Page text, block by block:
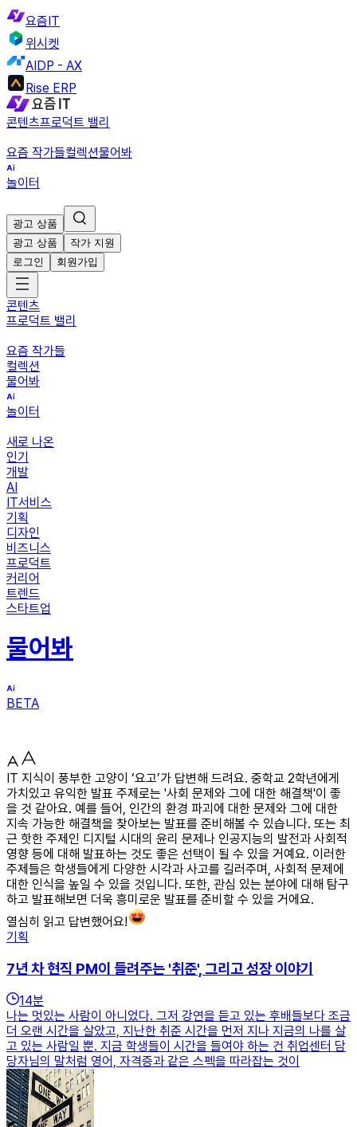
요즘IT
위시켓
AIDP - AX
Rise ERP
콘텐츠프로덕트 밸리
요즘 작가들컬렉션물어봐
놀이터
광고 상품
광고 상품
작가 지원
로그인
회원가입
콘텐츠
프로덕트 밸리
요즘 작가들
컬렉션
물어봐
놀이터
새로 나온
인기
개발
AI
IT서비스
기획
디자인
비즈니스
프로덕트
커리어
트렌드
스타트업
물어봐
BETA
IT 지식이 풍부한 고양이 ‘요고’가 답변해 드려요. 중학교 2학년에게
가치있고 유익한 발표 주제로는 '사회 문제와 그에 대한 해결책'이 좋
을 것 같아요. 예를 들어, 인간의 환경 파괴에 대한 문제와 그에 대한
지속 가능한 해결책을 찾아보는 발표를 준비해볼 수 있습니다. 또는 최
근 핫한 주제인 디지털 시대의 윤리 문제나 인공지능의 발전과 사회적
영향 등에 대해 발표하는 것도 좋은 선택이 될 수 있을 거예요. 이러한
주제들은 학생들에게 다양한 시각과 사고를 길러주며, 사회적 문제에
대한 인식을 높일 수 있을 것입니다. 또한, 관심 있는 분야에 대해 탐구
하고 발표해보면 더욱 흥미로운 발표를 준비할 수 있을 거에요.
열심히 읽고 답변했어요!
기획
7년 차 현직 PM이 들려주는 '취준', 그리고 성장 이야기
14분
나는 멋있는 사람이 아니었다. 그저 강연을 듣고 있는 후배들보다 조금
더 오랜 시간을 살았고, 지난한 취준 시간을 먼저 지나 지금의 나를 살
고 있는 사람일 뿐. 지금 학생들이 시간을 들여야 하는 건 취업센터 담
당자님의 말처럼 영어, 자격증과 같은 스펙을 따라잡는 것이